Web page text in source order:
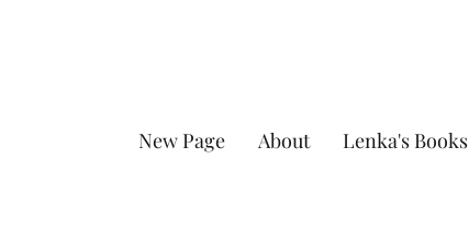
New Page About Lenka's Books